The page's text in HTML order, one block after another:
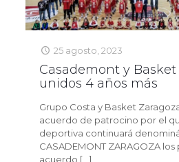
25 agosto, 2023
Casademont y Basket
unidos 4 años más
Grupo Costa y Basket
acuerdo de patrocino por el
deportiva continuará
CASADEMONT ZARAGOZA
acuerdo […]